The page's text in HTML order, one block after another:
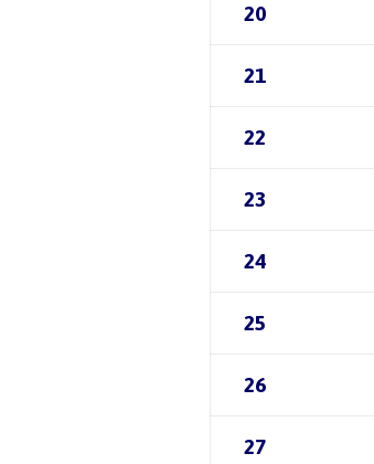
20
21
22
23
24
25
26
27